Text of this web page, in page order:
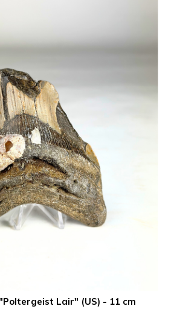
Lair" (US) - 11 cm